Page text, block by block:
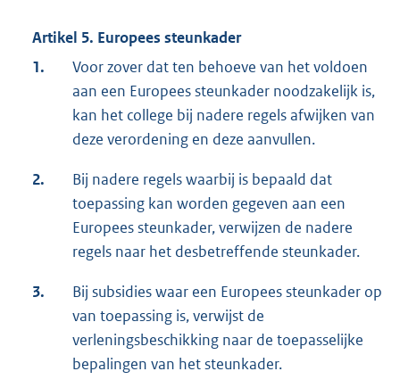
Artikel 5. Europees steunkader
1.
Voor zover dat ten behoeve van het voldoen
aan een Europees steunkader noodzakelijk is,
kan het college bij nadere regels afwijken van
deze verordening en deze aanvullen.
2.
Bij nadere regels waarbij is bepaald dat
toepassing kan worden gegeven aan een
Europees steunkader, verwijzen de nadere
regels naar het desbetreffende steunkader.
3.
Bij subsidies waar een Europees steunkader op
van toepassing is, verwijst de
verleningsbeschikking naar de toepasselijke
bepalingen van het steunkader.